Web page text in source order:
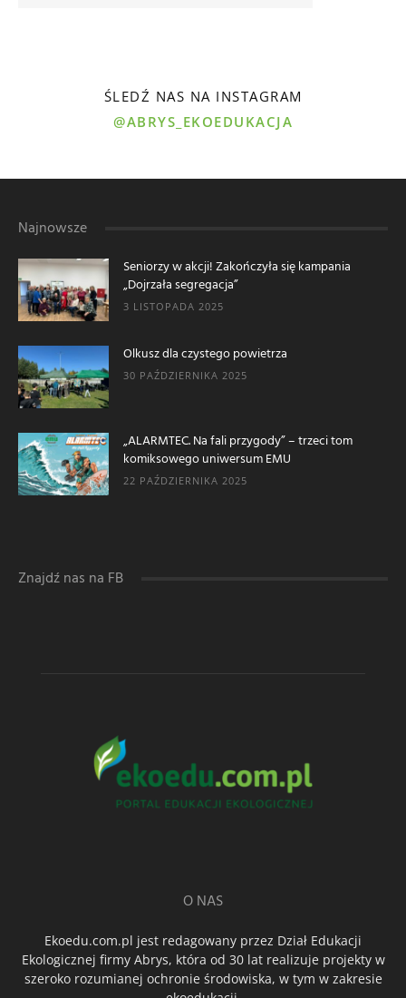
ŚLEDŹ NAS NA INSTAGRAM
@ABRYS_EKOEDUKACJA
Najnowsze
Seniorzy w akcji! Zakończyła się kampania
„Dojrzała segregacja”
3 LISTOPADA 2025
Olkusz dla czystego powietrza
30 PAŹDZIERNIKA 2025
„ALARMTEC. Na fali przygody” – trzeci tom
komiksowego uniwersum EMU
22 PAŹDZIERNIKA 2025
Znajdź nas na FB
O NAS
Ekoedu.com.pl jest redagowany przez Dział Edukacji
Ekologicznej firmy Abrys, która od 30 lat realizuje projekty w
szeroko rozumianej ochronie środowiska, w tym w zakresie